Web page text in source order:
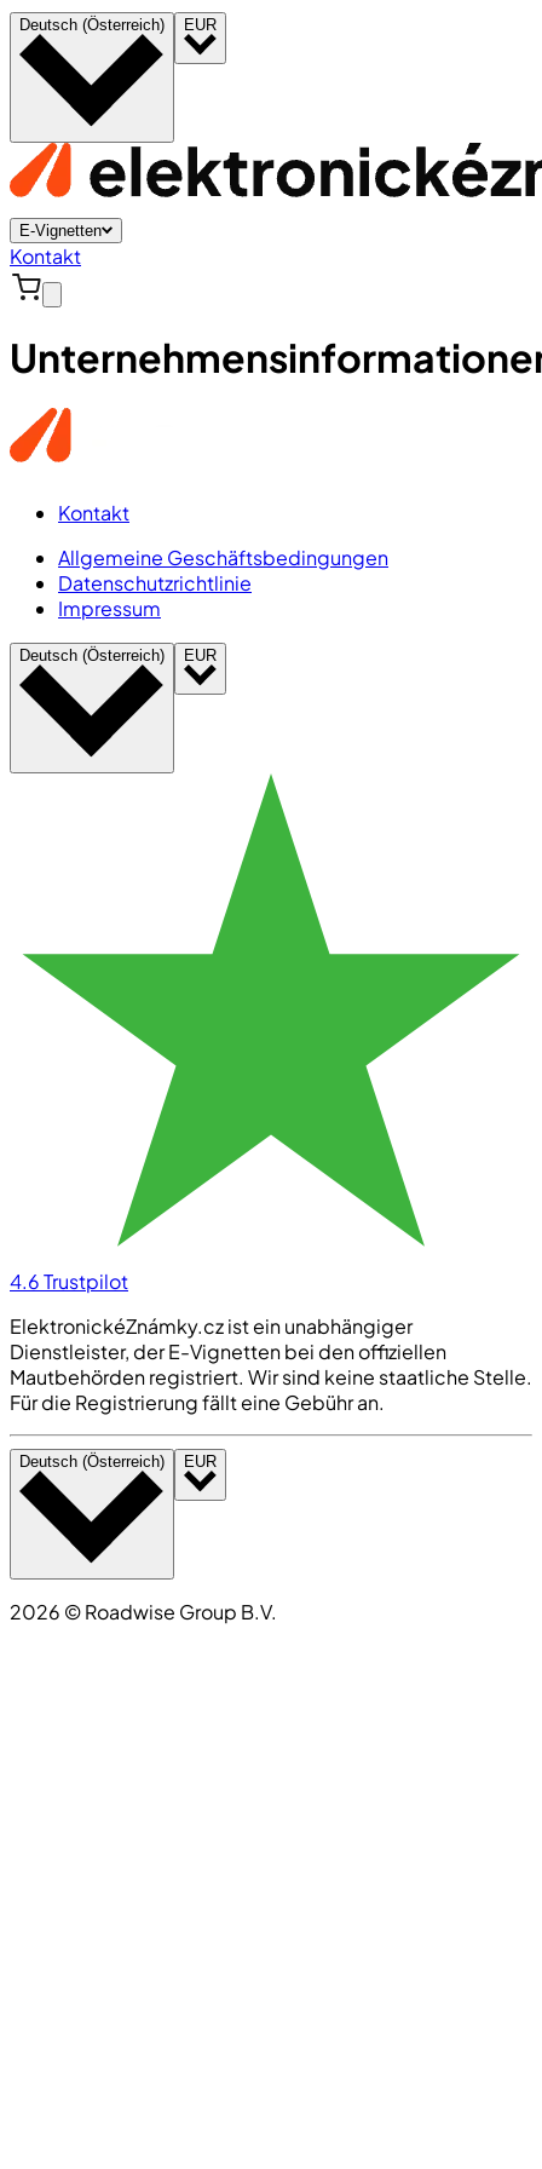
Deutsch (Österreich) EUR
E-Vignetten
Kontakt
Kontakt
Allgemeine Geschäftsbedingungen
Datenschutzrichtlinie
Impressum
Deutsch (Österreich) EUR
4.6Trustpilot
ElektronickéZnámky.cz ist ein unabhängiger
Dienstleister, der E-Vignetten bei den offiziellen
Mautbehörden registriert. Wir sind keine staatliche Stelle.
Für die Registrierung fällt eine Gebühr an.
Deutsch (Österreich) EUR
2026 ©Roadwise Group B.V.